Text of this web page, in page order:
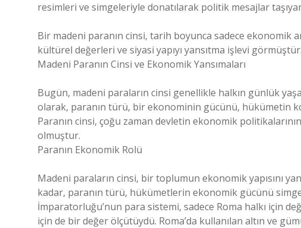
resimleri ve simgeleriyle donatılarak politik mesajlar
Bir madeni paranın cinsi, tarih boyunca sadece ekonomik
kültürel değerleri ve siyasi yapıyı yansıtma işlevi görmüştür.
Madeni Paranın Cinsi ve Ekonomik Yansımaları
Bugün, madeni paraların cinsi genellikle halkın günlük
olarak, paranın türü, bir ekonominin gücünü, hükümetin
Paranın cinsi, çoğu zaman devletin ekonomik
olmuştur.
Paranın Ekonomik Rolü
Madeni paraların cinsi, bir toplumun ekonomik yapısını
kadar, paranın türü, hükümetlerin ekonomik gücünü
İmparatorluğu’nun para sistemi, sadece Roma halkı için
için de bir değer ölçütüydü. Roma’da kullanılan altın ve